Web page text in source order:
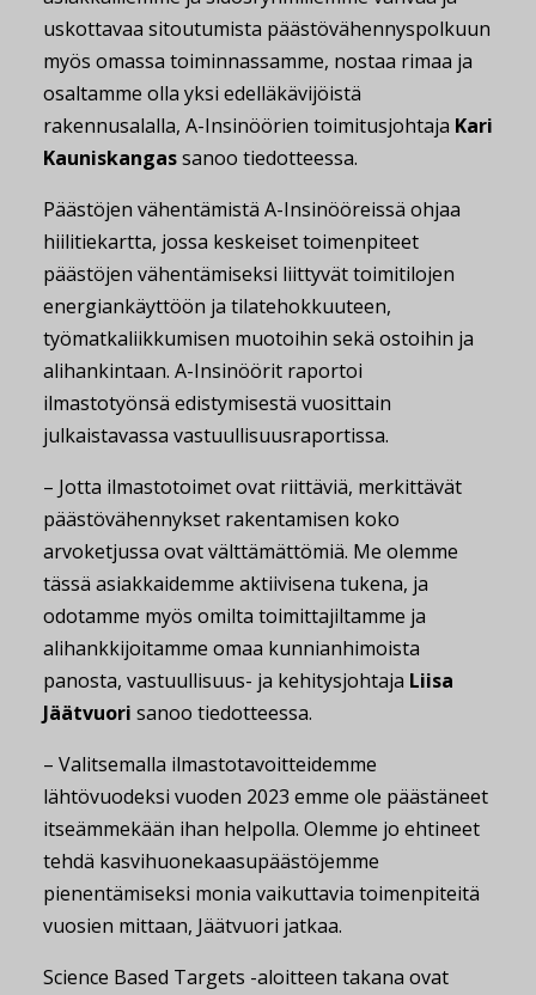
uskottavaa sitoutumista päästövähennyspolkuun
myös omassa toiminnassamme, nostaa rimaa ja
osaltamme olla yksi edelläkävijöistä
rakennusalalla, A-Insinöörien toimitusjohtaja Kari
Kauniskangassanoo tiedotteessa.
Päästöjen vähentämistä A-Insinööreissä ohjaa
hiilitiekartta, jossa keskeiset toimenpiteet
päästöjen vähentämiseksi liittyvät toimitilojen
energiankäyttöön ja tilatehokkuuteen,
työmatkaliikkumisen muotoihin sekä ostoihin ja
alihankintaan. A-Insinöörit raportoi
ilmastotyönsä edistymisestä vuosittain
julkaistavassa vastuullisuusraportissa.
– Jotta ilmastotoimet ovat riittäviä, merkittävät
päästövähennykset rakentamisen koko
arvoketjussa ovat välttämättömiä. Me olemme
tässä asiakkaidemme aktiivisena tukena, ja
odotamme myös omilta toimittajiltamme ja
alihankkijoitamme omaa kunnianhimoista
panosta, vastuullisuus- ja kehitysjohtaja Liisa
Jäätvuori sanoo tiedotteessa.
– Valitsemalla ilmastotavoitteidemme
lähtövuodeksi vuoden 2023 emme ole päästäneet
itseämmekään ihan helpolla. Olemme jo ehtineet
tehdä kasvihuonekaasupäästöjemme
pienentämiseksi monia vaikuttavia toimenpiteitä
vuosien mittaan, Jäätvuori jatkaa.
Science Based Targets -aloitteen takana ovat